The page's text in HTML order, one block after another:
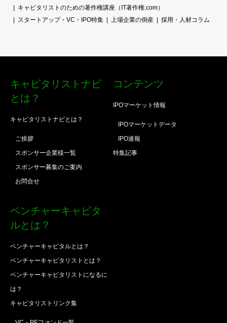
キャピタリストのための著作権講座（IT著作権.com）
スタートアップ・VC・IPO特集
上場企業の倒産 採用・人材コラム
キャピタリストナビ
とは？
キャピタリストナビとは？
ご挨拶
スポンサー企業様一覧
スポンサー募集のご案内
お問合せ
コンテンツ
IPOマーケット情報
IPOマーケットデータ
IPO速報
特集記事
ベンチャーキャピタ
ルとは？
ベンチャーキャピタルとは？
ベンチャーキャピタリストとは？
ベンチャーキャピタリストになるに
は？
キャピタリストリンク集